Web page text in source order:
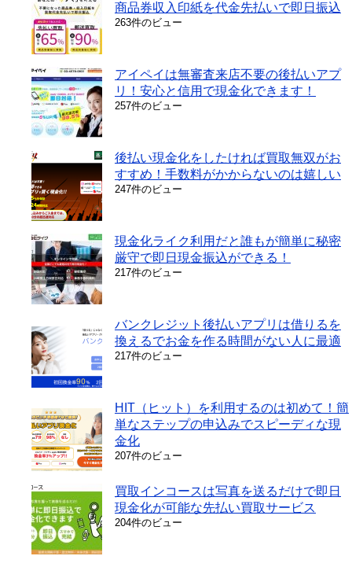
商品券収入印紙を代金先払いで即日振込
263件のビュー
アイペイは無審査来店不要の後払いアプ
リ！安心と信用で現金化できます！
257件のビュー
後払い現金化をしたければ買取無双がお
すすめ！手数料がかからないのは嬉しい
247件のビュー
現金化ライク利用だと誰もが簡単に秘密
厳守で即日現金振込ができる！
217件のビュー
バンクレジット後払いアプリは借りるを
換えるでお金を作る時間がない人に最適
217件のビュー
HIT（ヒット）を利用するのは初めて！簡
単なステップの申込みでスピーディな現
金化
207件のビュー
買取インコースは写真を送るだけで即日
現金化が可能な先払い買取サービス
204件のビュー